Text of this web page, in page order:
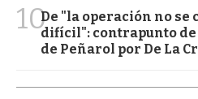
10De "la operación no se
difícil": contrapunto
de Peñarol por De La